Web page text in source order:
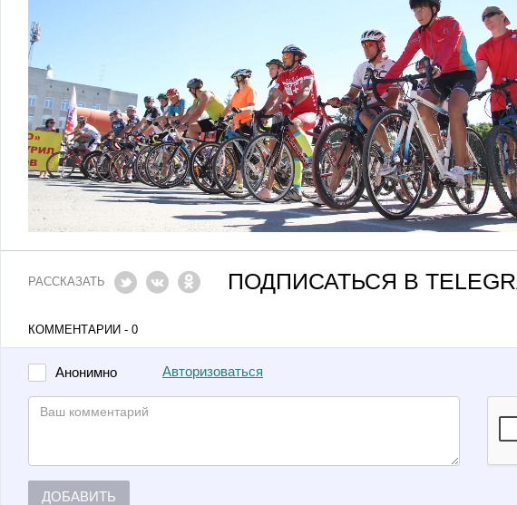
РАССКАЗАТЬ ПОДПИСАТЬСЯ В
КОММЕНТАРИИ - 0
Анонимно Авторизоваться
ДОБАВИТЬ